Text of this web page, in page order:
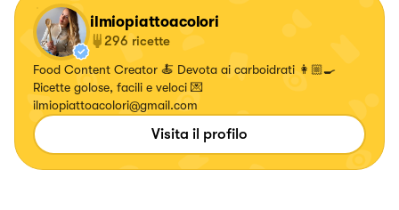
ilmiopiattoacolori
296 ricette
Food Content Creator 🍝 Devota ai carboidrati 👩🏼‍🍳
Ricette golose, facili e veloci 💌
ilmiopiattoacolori@gmail.com
Visita il profilo